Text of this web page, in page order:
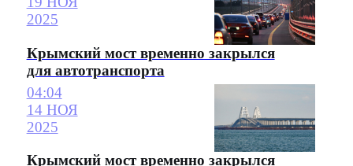
2025
Крымский мост временно закрылся
для автотранспорта
04:04
14 НОЯ
2025
Крымский мост временно закрылся